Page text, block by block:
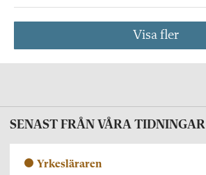
Visa fler
SENAST FRÅN VÅRA TIDNINGAR
Yrkesläraren